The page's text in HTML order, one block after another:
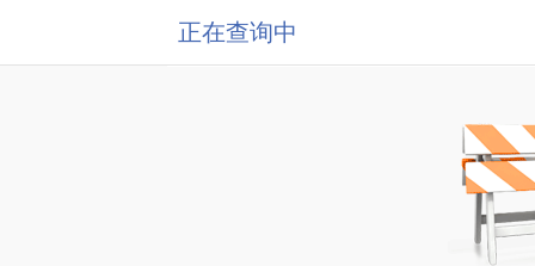
正在查询中